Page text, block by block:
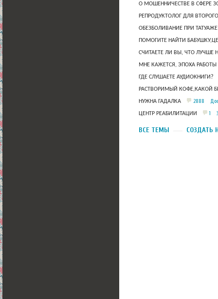
О МОШЕННИЧЕСТВЕ В СФЕРЕ
РЕПРОДУКТОЛОГ ДЛЯ
ОБЕЗБОЛИВАНИЕ ПРИ
ПОМОГИТЕ НАЙТИ
СЧИТАЕТЕ ЛИ ВЫ, ЧТО ЛУЧШЕ
МНЕ КАЖЕТСЯ, ЭПОХА
ГДЕ СЛУШАЕТЕ АУДИОКНИГИ?
РАСТВОРИМЫЙ КОФЕ,КАКОЙ
НУЖНА ГАДАЛКА 2888
ЦЕНТР РЕАБИЛИТАЦИИ 1
ВСЕ ТЕМЫ СОЗДАТЬ